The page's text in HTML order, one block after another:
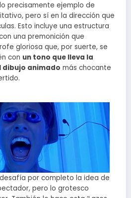
precisamente ejemplo de
pero sí en la dirección que
Esto incluye una estructura
una premonición que
gloriosa que, por suerte, se
con un tono que lleva la
dibujo animado más chocante
por completo la idea de
pero lo grotesco